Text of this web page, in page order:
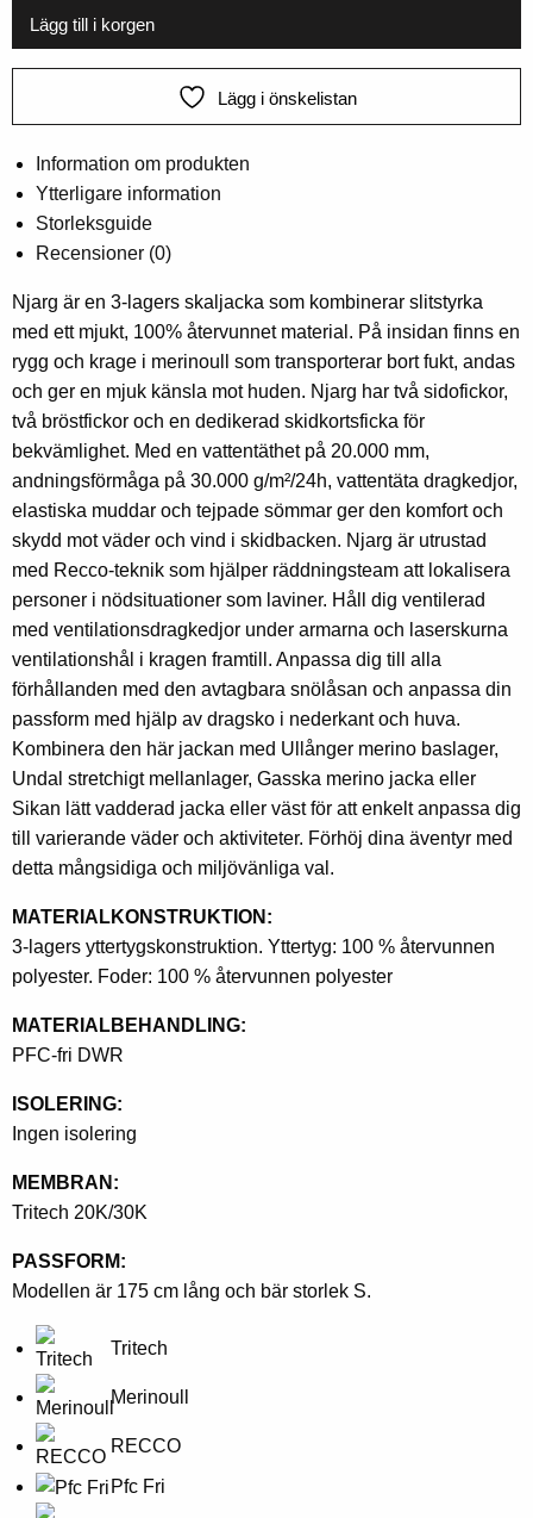
3999
kr.
kr.
Lägg till i korgen
Lägg i önskelistan
Information om produkten
Ytterligare information
Storleksguide
Recensioner (0)
Njarg är en 3-lagers skaljacka som kombinerar slitstyrka
med ett mjukt, 100% återvunnet material. På insidan finns en
rygg och krage i merinoull som transporterar bort fukt, andas
och ger en mjuk känsla mot huden. Njarg har två sidofickor,
två bröstfickor och en dedikerad skidkortsficka för
bekvämlighet. Med en vattentäthet på 20.000 mm,
andningsförmåga på 30.000 g/m²/24h, vattentäta dragkedjor,
elastiska muddar och tejpade sömmar ger den komfort och
skydd mot väder och vind i skidbacken. Njarg är utrustad
med Recco-teknik som hjälper räddningsteam att lokalisera
personer i nödsituationer som laviner. Håll dig ventilerad
med ventilationsdragkedjor under armarna och laserskurna
ventilationshål i kragen framtill. Anpassa dig till alla
förhållanden med den avtagbara snölåsan och anpassa din
passform med hjälp av dragsko i nederkant och huva.
Kombinera den här jackan med Ullånger merino baslager,
Undal stretchigt mellanlager, Gasska merino jacka eller
Sikan lätt vadderad jacka eller väst för att enkelt anpassa dig
till varierande väder och aktiviteter. Förhöj dina äventyr med
detta mångsidiga och miljövänliga val.
MATERIALKONSTRUKTION:
3-lagers yttertygskonstruktion. Yttertyg: 100 % återvunnen
polyester. Foder: 100 % återvunnen polyester
MATERIALBEHANDLING:
PFC-fri DWR
ISOLERING:
Ingen isolering
MEMBRAN:
Tritech 20K/30K
PASSFORM:
Modellen är 175 cm lång och bär storlek S.
Tritech
Merinoull
RECCO
Pfc Fri